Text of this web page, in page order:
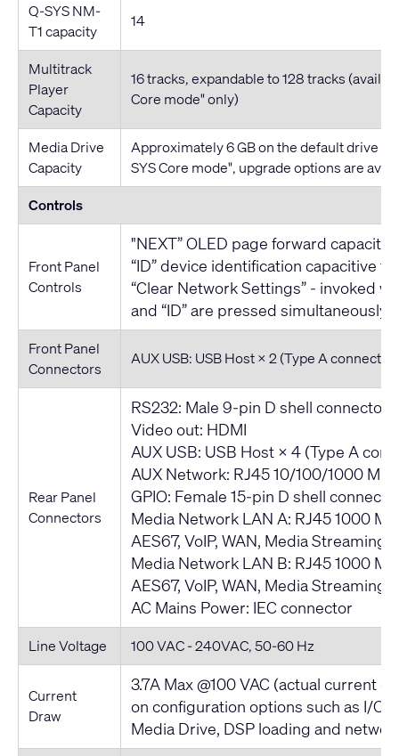
Q-SYS NM-
T1 capacity
14
Multitrack
Player
Capacity
16 tracks, expandable to 128 tracks
Core mode" only)
Media Drive
Capacity
Approximately 6 GB on the default drive
SYS Core mode", upgrade options are
Controls
Front Panel
Controls
"NEXT” OLED page forward
“ID” device identification capacitive
“Clear Network Settings” - invoked
and “ID” are pressed simultaneously
Front Panel
Connectors
AUX USB: USB Host × 2 (Type A
Rear Panel
Connectors
RS232: Male 9-pin D shell connector
Video out: HDMI
AUX USB: USB Host × 4 (Type A
AUX Network: RJ45 10/100/1000
GPIO: Female 15-pin D shell
Media Network LAN A: RJ45 1000
AES67, VoIP, WAN, Media Streaming,
Media Network LAN B: RJ45 1000
AES67, VoIP, WAN, Media Streaming,
AC Mains Power: IEC connector
Line Voltage 100 VAC - 240VAC, 50-60 Hz
Current
Draw
3.7A Max @100 VAC (actual current
on configuration options such as I/O
Media Drive, DSP loading and